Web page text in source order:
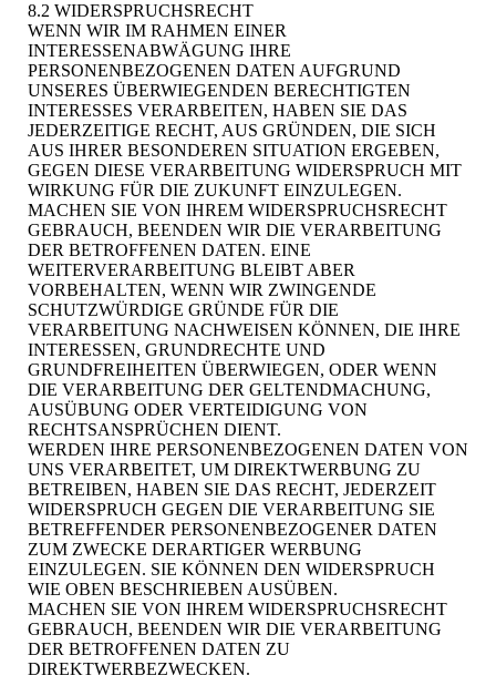
8.2 WIDERSPRUCHSRECHT
WENN WIR IM RAHMEN EINER
INTERESSENABWÄGUNG IHRE
PERSONENBEZOGENEN DATEN AUFGRUND
UNSERES ÜBERWIEGENDEN BERECHTIGTEN
INTERESSES VERARBEITEN, HABEN SIE DAS
JEDERZEITIGE RECHT, AUS GRÜNDEN, DIE SICH
AUS IHRER BESONDEREN SITUATION ERGEBEN,
GEGEN DIESE VERARBEITUNG WIDERSPRUCH MIT
WIRKUNG FÜR DIE ZUKUNFT EINZULEGEN.
MACHEN SIE VON IHREM WIDERSPRUCHSRECHT
GEBRAUCH, BEENDEN WIR DIE VERARBEITUNG
DER BETROFFENEN DATEN. EINE
WEITERVERARBEITUNG BLEIBT ABER
VORBEHALTEN, WENN WIR ZWINGENDE
SCHUTZWÜRDIGE GRÜNDE FÜR DIE
VERARBEITUNG NACHWEISEN KÖNNEN, DIE IHRE
INTERESSEN, GRUNDRECHTE UND
GRUNDFREIHEITEN ÜBERWIEGEN, ODER WENN
DIE VERARBEITUNG DER GELTENDMACHUNG,
AUSÜBUNG ODER VERTEIDIGUNG VON
RECHTSANSPRÜCHEN DIENT.
WERDEN IHRE PERSONENBEZOGENEN DATEN VON
UNS VERARBEITET, UM DIREKTWERBUNG ZU
BETREIBEN, HABEN SIE DAS RECHT, JEDERZEIT
WIDERSPRUCH GEGEN DIE VERARBEITUNG SIE
BETREFFENDER PERSONENBEZOGENER DATEN
ZUM ZWECKE DERARTIGER WERBUNG
EINZULEGEN. SIE KÖNNEN DEN WIDERSPRUCH
WIE OBEN BESCHRIEBEN AUSÜBEN.
MACHEN SIE VON IHREM WIDERSPRUCHSRECHT
GEBRAUCH, BEENDEN WIR DIE VERARBEITUNG
DER BETROFFENEN DATEN ZU
DIREKTWERBEZWECKEN.